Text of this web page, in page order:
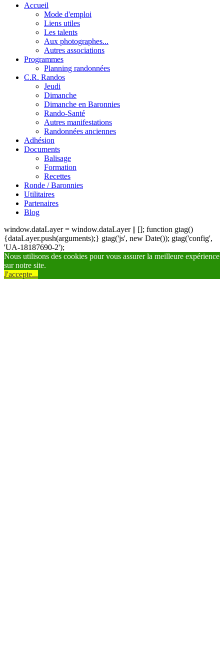
Accueil
Mode d'emploi
Liens utiles
Les talents
Aux photographes...
Autres associations
Programmes
Planning randonnées
C.R. Randos
Jeudi
Dimanche
Dimanche en Baronnies
Rando-Santé
Autres manifestations
Randonnées anciennes
Adhésion
Documents
Balisage
Formation
Recettes
Ronde / Baronnies
Utilitaires
Partenaires
Blog
window.dataLayer = window.dataLayer || []; function gtag()
{dataLayer.push(arguments);} gtag('js', new Date()); gtag('config',
'UA-18187690-2');
Nous utilisons des cookies pour vous assurer la meilleure expérience
sur notre site.
J'accepte...